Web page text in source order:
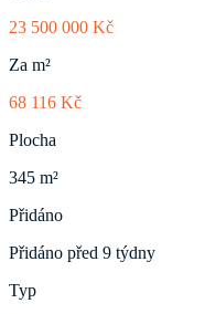
23 500 000 Kč
Za m²
68 116 Kč
Plocha
345 m²
Přidáno
Přidáno před 9 týdny
Typ